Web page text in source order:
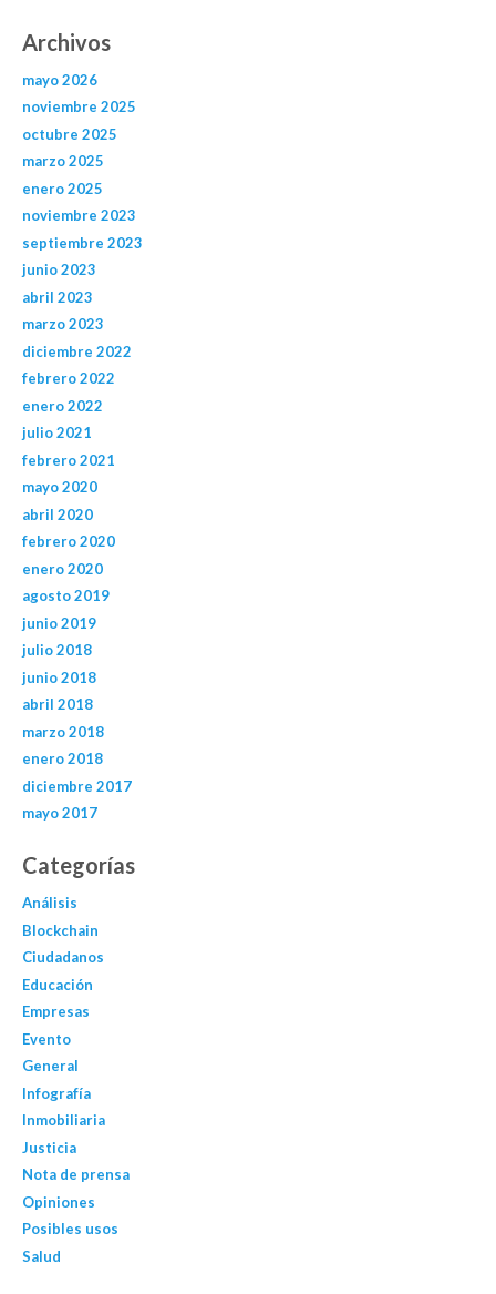
Archivos
mayo 2026
noviembre 2025
octubre 2025
marzo 2025
enero 2025
noviembre 2023
septiembre 2023
junio 2023
abril 2023
marzo 2023
diciembre 2022
febrero 2022
enero 2022
julio 2021
febrero 2021
mayo 2020
abril 2020
febrero 2020
enero 2020
agosto 2019
junio 2019
julio 2018
junio 2018
abril 2018
marzo 2018
enero 2018
diciembre 2017
mayo 2017
Categorías
Análisis
Blockchain
Ciudadanos
Educación
Empresas
Evento
General
Infografía
Inmobiliaria
Justicia
Nota de prensa
Opiniones
Posibles usos
Salud